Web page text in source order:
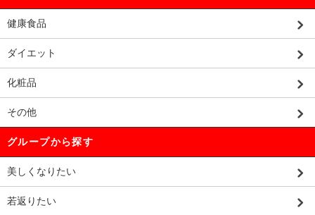
健康食品
ダイエット
化粧品
その他
グループから探す
美しくなりたい
若返りたい